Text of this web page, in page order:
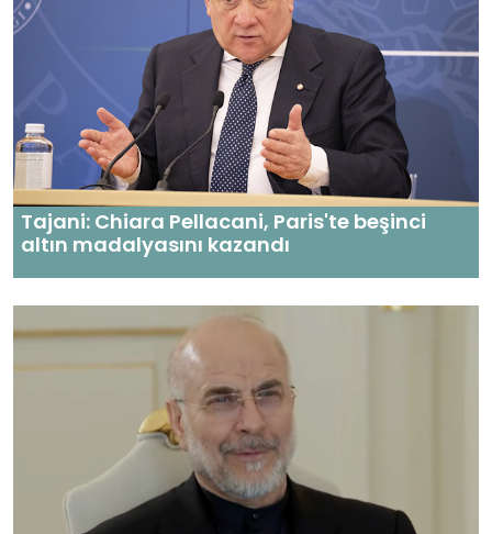
Tajani: Chiara Pellacani, Paris'te beşinci
altın madalyasını kazandı